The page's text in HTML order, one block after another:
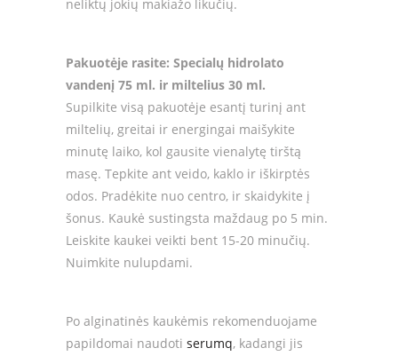
neliktų jokių makiažo likučių.
Pakuotėje rasite: Specialų hidrolato
vandenį 75 ml. ir miltelius 30 ml.
Supilkite visą pakuotėje esantį turinį ant
miltelių, greitai ir energingai maišykite
minutę laiko, kol gausite vienalytę tirštą
masę. Tepkite ant veido, kaklo ir iškirptės
odos. Pradėkite nuo centro, ir skaidykite į
šonus. Kaukė sustingsta maždaug po 5 min.
Leiskite kaukei veikti bent 15-20 minučių.
Nuimkite nulupdami.
Po alginatinės kaukėmis rekomenduojame
papildomai naudoti serumq, kadangi jis